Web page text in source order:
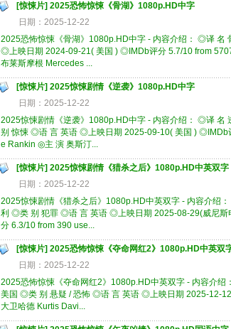
[惊悚片] 2025恐怖惊悚《骨湖》1080p.HD中字
日期：2025-12-22
2025恐怖惊悚《骨湖》1080p.HD中字 - 内容介绍： ◎译
◎上映日期 2024-09-21( 美国 ) ◎IMDb评分 5.7/10 from
布莱斯摩根 Mercedes ...
[惊悚片] 2025惊悚剧情《逆袭》1080p.HD中字
日期：2025-12-22
2025惊悚剧情《逆袭》1080p.HD中字 - 内容介绍： ◎译
别 惊悚 ◎语 言 英语 ◎上映日期 2025-09-10( 美国 ) ◎IMDb
e Rankin ◎主 演 奥斯汀...
[惊悚片] 2025惊悚剧情《猎杀之后》1080p.HD中英双字
日期：2025-12-22
2025惊悚剧情《猎杀之后》1080p.HD中英双字 - 内容介
利 ◎类 别 犯罪 ◎语 言 英语 ◎上映日期 2025-08-29(威尼
分 6.3/10 from 390 use...
[惊悚片] 2025恐怖惊悚《夺命网红2》1080p.HD中英双
日期：2025-12-22
2025恐怖惊悚《夺命网红2》1080p.HD中英双字 - 内容介
美国 ◎类 别 悬疑 / 恐怖 ◎语 言 英语 ◎上映日期 2025-12-
大卫哈德 Kurtis Davi...